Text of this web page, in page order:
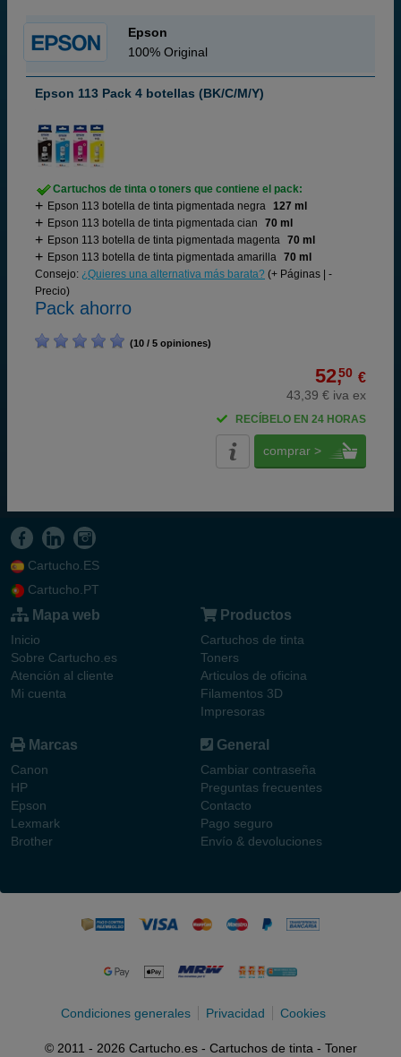
Epson
100% Original
Epson 113 Pack 4 botellas (BK/C/M/Y)
Cartuchos de tinta o toners que contiene el pack:
Epson 113 botella de tinta pigmentada negra 127 ml
Epson 113 botella de tinta pigmentada cian
70 ml
Epson 113 botella de tinta pigmentada magenta 70 ml
Epson 113 botella de tinta pigmentada amarilla 70 ml
Consejo: ¿Quieres una alternativa más barata? (+ Páginas | -
Precio)
Pack ahorro
(10 / 5 opiniones)
52,50 €
43,39 € iva ex
RECÍBELO EN 24 HORAS
comprar >
Cartucho.ES
Cartucho.PT
Mapa web
Inicio
Sobre Cartucho.es
Atención al cliente
Mi cuenta
Productos
Cartuchos de tinta
Toners
Articulos de oficina
Filamentos 3D
Impresoras
Marcas
Canon
HP
Epson
Lexmark
Brother
General
Cambiar contraseña
Preguntas frecuentes
Contacto
Pago seguro
Envío & devoluciones
Condiciones generales Privacidad Cookies
© 2011 - 2026 Cartucho.es - Cartuchos de tinta - Toner